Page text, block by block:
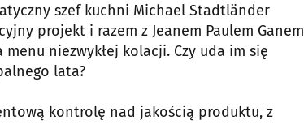
szef kuchni Michael Stadtländer
projekt i razem z Jeanem Paulem Ganem
niezwykłej kolacji. Czy uda im się
lata?
kontrolę nad jakością produktu, z